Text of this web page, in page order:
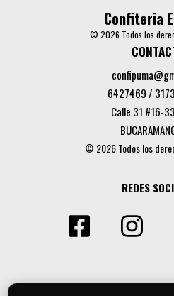
Confiteria
© 2026 Todos los
6427469 /
Calle 31 #16-
© 2026 Todos los
REDES